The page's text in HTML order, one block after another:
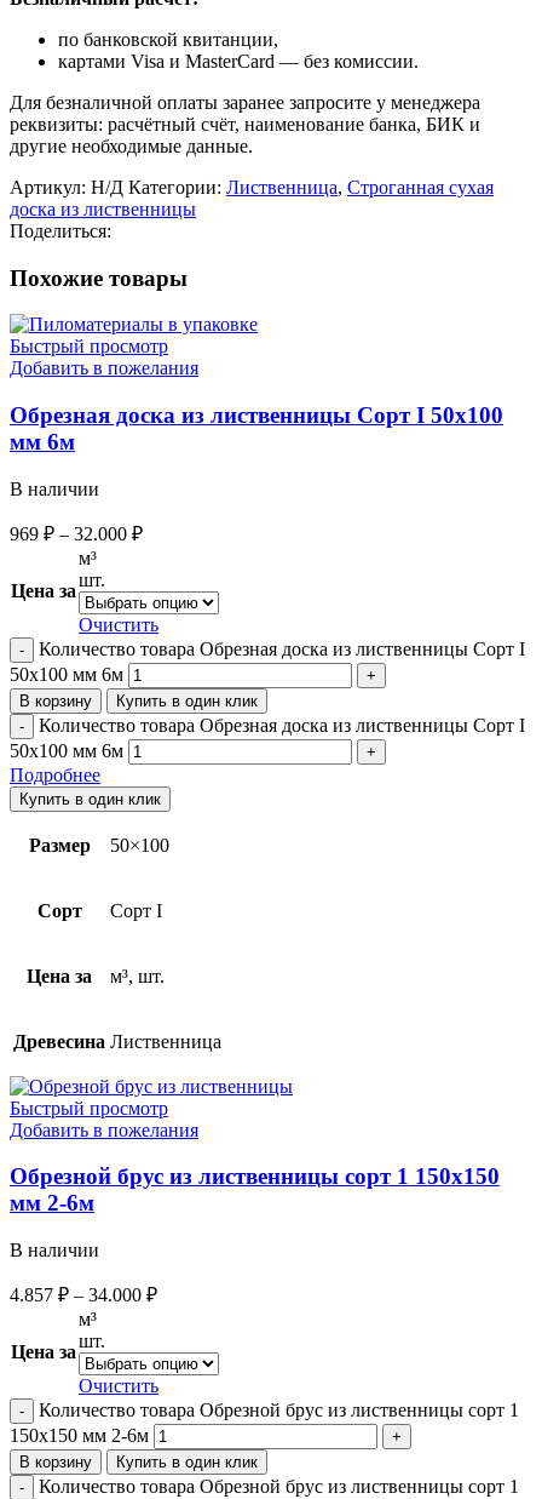
по банковской квитанции,
картами Visa и MasterCard — без комиссии.
Для безналичной оплаты заранее запросите у менеджера
реквизиты: расчётный счёт, наименование банка, БИК и
другие необходимые данные.
Артикул: Н/Д Категории: Лиственница, Строганная сухая
доска из лиственницы
Поделиться:
Похожие товары
Быстрый просмотр
Добавить в пожелания
Обрезная доска из лиственницы Сорт I 50х100
мм 6м
В наличии
969 ₽ – 32.000 ₽
Цена за
м³
шт.
Очистить
Количество товара Обрезная доска из лиственницы Сорт I
50х100 мм 6м
В корзину Купить в один клик
Количество товара Обрезная доска из лиственницы Сорт I
50х100 мм 6м
Подробнее
Купить в один клик
Размер 50×100
Сорт Сорт I
Цена за м³, шт.
Древесина Лиственница
Быстрый просмотр
Добавить в пожелания
Обрезной брус из лиственницы сорт 1 150х150
мм 2-6м
В наличии
4.857 ₽ – 34.000 ₽
Цена за
м³
шт.
Очистить
Количество товара Обрезной брус из лиственницы сорт 1
150х150 мм 2-6м
В корзину Купить в один клик
Количество товара Обрезной брус из лиственницы сорт 1